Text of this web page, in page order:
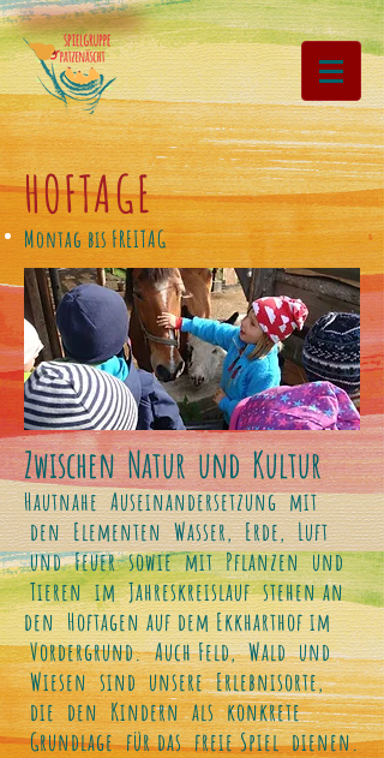
HOFTAGE
Montag bis FREITAG
Zwischen Natur und Kultur
Hautnahe Auseinandersetzung mit
den Elementen Wasser, Erde, Luft
und Feuer sowie mit Pflanzen und
Tieren im Jahreskreislauf stehen an
den Hoftagen auf dem Ekkharthof im
Vordergrund. Auch Feld, Wald und
Wiesen sind unsere Erlebnisorte,
die den Kindern als konkrete
Grundlage für das freie Spiel dienen.